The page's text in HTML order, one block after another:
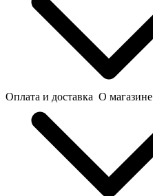
Оплата и доставка О магазине